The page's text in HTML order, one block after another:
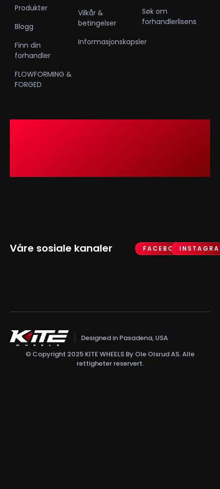
Produkter
Blogg
Finn din
forhandler
FLOWFORMING &
FORGED
Vilkår &
betingelser
Informasjonskapsler
Søk om
forhandlerlisens
Våre sosiale kanaler FACEBOOK
Designed in Pasadena, USA
© Copyright 2025 KITE WHEELS By Ole Olsrud AS. Alle
rettigheter reservert.